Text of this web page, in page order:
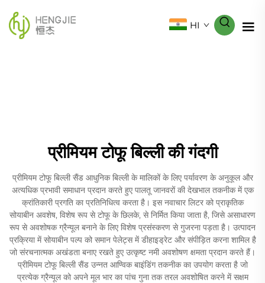
HI
प्रीमियम टोफू बिल्ली की गंदगी
प्रीमियम टोफू बिल्ली सैंड आधुनिक बिल्ली के मालिकों के लिए पर्यावरण के अनुकूल और
अत्यधिक प्रभावी समाधान प्रदान करते हुए पालतू जानवरों की देखभाल तकनीक में एक
क्रांतिकारी प्रगति का प्रतिनिधित्व करता है। इस नवाचार लिटर को प्राकृतिक
सोयाबीन अवशेष, विशेष रूप से टोफू के छिलके, से निर्मित किया जाता है, जिसे असाधारण
रूप से अवशोषक ग्रैन्यूल बनाने के लिए विशेष प्रसंस्करण से गुजरना पड़ता है। उत्पादन
प्रक्रिया में सोयाबीन पल्प को समान पेलेट्स में डीहाइड्रेट और संपीड़ित करना शामिल है
जो संरचनात्मक अखंडता बनाए रखते हुए उत्कृष्ट नमी अवशोषण क्षमता प्रदान करते हैं।
प्रीमियम टोफू बिल्ली सैंड उन्नत आण्विक बाइंडिंग तकनीक का उपयोग करता है जो
प्रत्येक ग्रैन्यूल को अपने मूल भार का पांच गुना तक तरल अवशोषित करने में सक्षम